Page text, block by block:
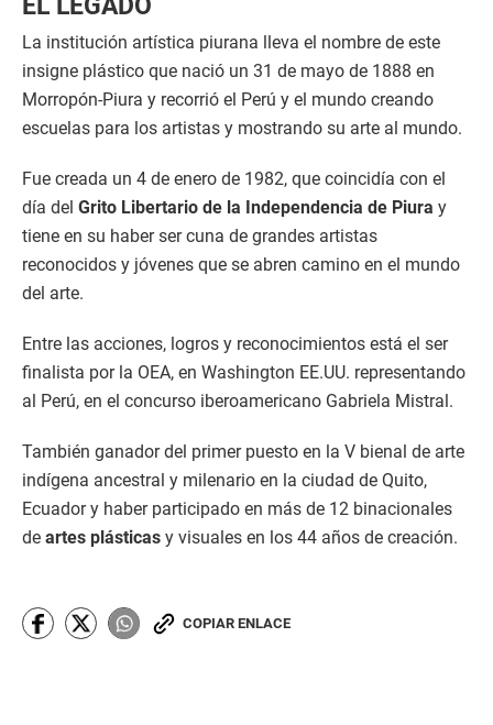
EL LEGADO
La institución artística piurana lleva el nombre de este
insigne plástico que nació un 31 de mayo de 1888 en
Morropón-Piura y recorrió el Perú y el mundo creando
escuelas para los artistas y mostrando su arte al mundo.
Fue creada un 4 de enero de 1982, que coincidía con el
día del Grito Libertario de la Independencia de Piura y
tiene en su haber ser cuna de grandes artistas
reconocidos y jóvenes que se abren camino en el mundo
del arte.
Entre las acciones, logros y reconocimientos está el ser
finalista por la OEA, en Washington EE.UU. representando
al Perú, en el concurso iberoamericano Gabriela Mistral.
También ganador del primer puesto en la V bienal de arte
indígena ancestral y milenario en la ciudad de Quito,
Ecuador y haber participado en más de 12 binacionales
de artes plásticas y visuales en los 44 años de creación.
COPIAR ENLACE